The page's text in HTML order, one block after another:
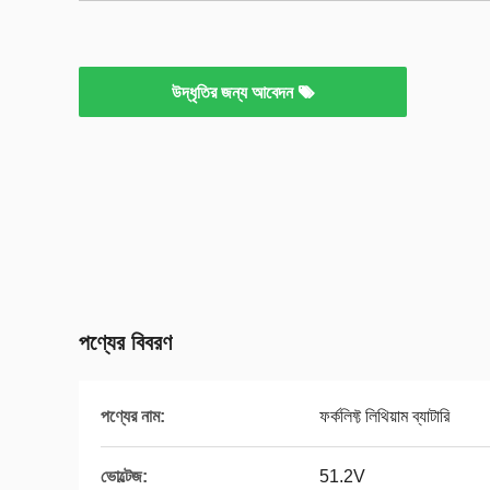
উদ্ধৃতির জন্য আবেদন
পণ্যের বিবরণ
পণ্যের নাম: ফর্কলিফ্ট লিথিয়াম ব্যাটারি
ভোল্টেজ: 51.2V